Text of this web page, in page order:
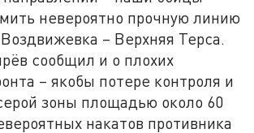
невероятно прочную линию
– Верхняя Терса.
сообщил и о плохих
– якобы потере контроля и
зоны площадью около 60
накатов противника